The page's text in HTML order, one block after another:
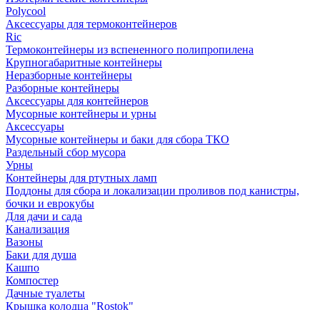
Polycool
Аксессуары для термоконтейнеров
Ric
Термоконтейнеры из вспененного полипропилена
Крупногабаритные контейнеры
Неразборные контейнеры
Разборные контейнеры
Аксессуары для контейнеров
Мусорные контейнеры и урны
Аксессуары
Мусорные контейнеры и баки для сбора ТКО
Раздельный сбор мусора
Урны
Контейнеры для ртутных ламп
Поддоны для сбора и локализации проливов под канистры,
бочки и еврокубы
Для дачи и сада
Канализация
Вазоны
Баки для душа
Кашпо
Компостер
Дачные туалеты
Крышка колодца "Rostok"